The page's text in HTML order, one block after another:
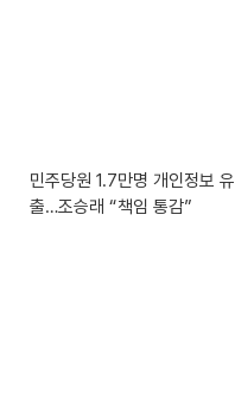
민주당원 1.7만명 개인정보 유
출…조승래 “책임 통감”